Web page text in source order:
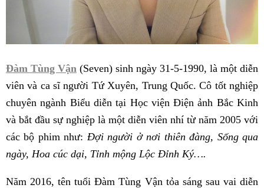
Đàm Tùng Vận (Seven) sinh ngày 31-5-1990, là một diễn
viên và ca sĩ người Tứ Xuyên, Trung Quốc. Cô tốt nghiệp
chuyên ngành Biểu diễn tại Học viện Điện ảnh Bắc Kinh
và bắt đầu sự nghiệp là một diễn viên nhí từ năm 2005 với
các bộ phim như: Đợi người ở nơi thiên đàng, Sống qua
ngày, Hoa cúc dại, Tỉnh mộng Lộc Đỉnh Ký….
Năm 2016, tên tuổi Đàm Tùng Vận tỏa sáng sau vai diễn